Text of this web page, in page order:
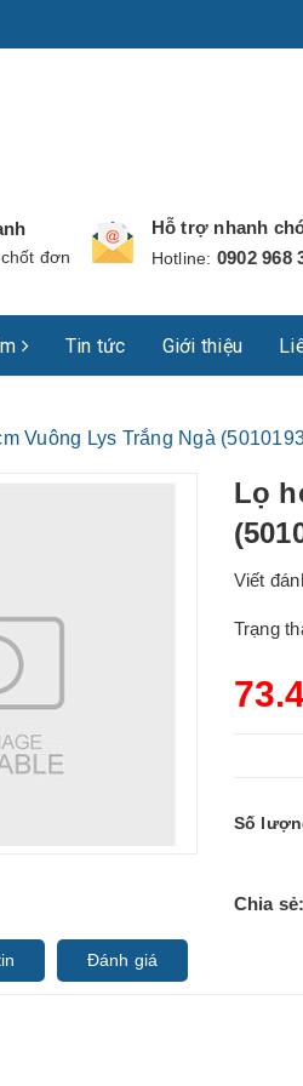
đơn
Hỗ trợ nhanh
Hotline: 0902 968
Tin tức Giới thiệu
Vuông Lys Trắng Ngà
Lọ
Viết
Trạng
Số
Chia sẻ:
Đánh giá